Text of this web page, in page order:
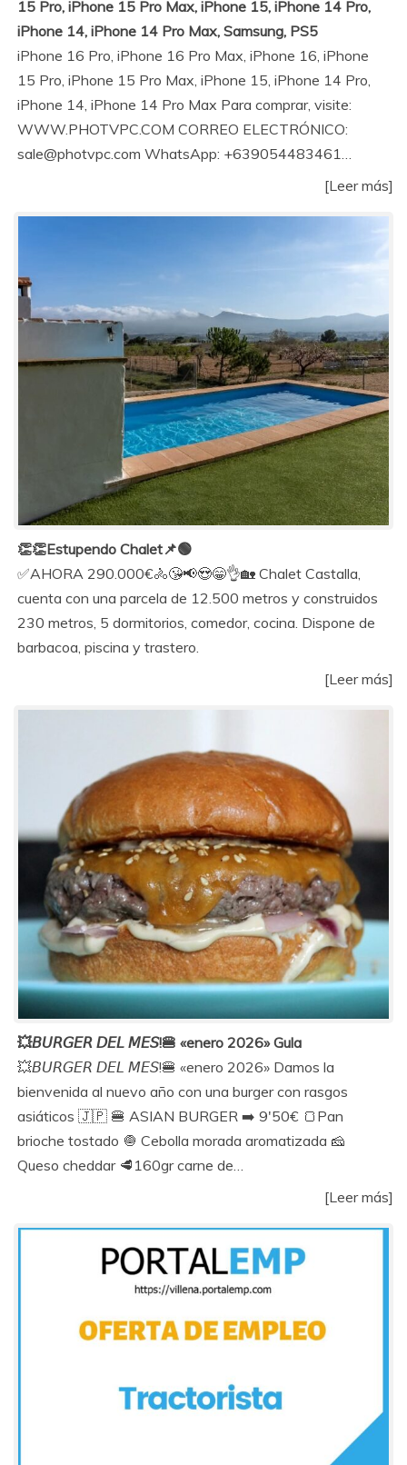
15 Pro, iPhone 15 Pro Max, iPhone 15, iPhone 14 Pro,
iPhone 14, iPhone 14 Pro Max, Samsung, PS5
iPhone 16 Pro, iPhone 16 Pro Max, iPhone 16, iPhone
15 Pro, iPhone 15 Pro Max, iPhone 15, iPhone 14 Pro,
iPhone 14, iPhone 14 Pro Max Para comprar, visite:
WWW.PHOTVPC.COM CORREO ELECTRÓNICO:
sale@photvpc.com WhatsApp: +639054483461…
[Leer más]
👏👏Estupendo Chalet📌🟢
✅AHORA 290.000€🚴😘📢😍😁👌🏡 Chalet Castalla,
cuenta con una parcela de 12.500 metros y construidos
230 metros, 5 dormitorios, comedor, cocina. Dispone de
barbacoa, piscina y trastero.
[Leer más]
💥𝘉𝘜𝘙𝘎𝘌𝘙 𝘋𝘌𝘓 𝘔𝘌𝘚!🍔 «enero 2026» Gula
💥𝘉𝘜𝘙𝘎𝘌𝘙 𝘋𝘌𝘓 𝘔𝘌𝘚!🍔 «enero 2026» Damos la
bienvenida al nuevo año con una burger con rasgos
asiáticos 🇯🇵 🍔 ASIAN BURGER ➡️ 9'50€ 🍞Pan
brioche tostado 🧅 Cebolla morada aromatizada 🧀
Queso cheddar 🥩160gr carne de…
[Leer más]